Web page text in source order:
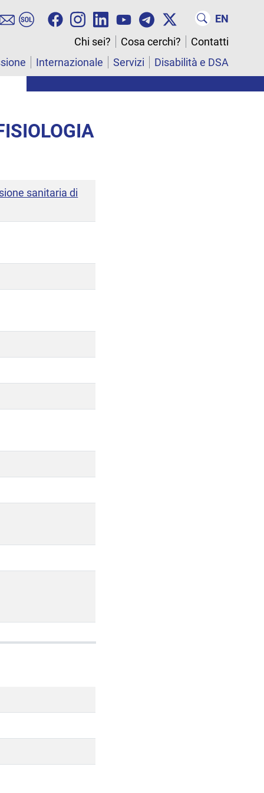
EN
Chi sei?
Cosa cerchi?
Contatti
Internazionale Servizi Disabilità e DSA
sanitaria di